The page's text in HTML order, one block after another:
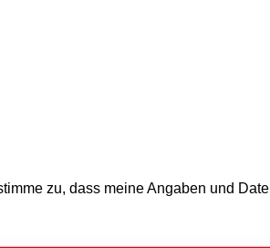
zu, dass meine Angaben und